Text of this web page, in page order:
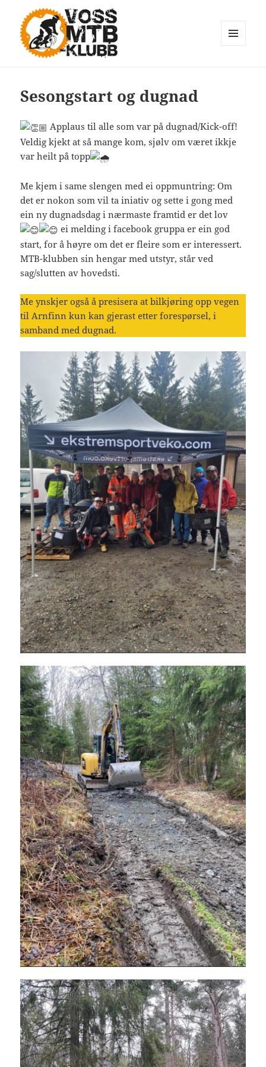
Sesongstart og dugnad
Applaus til alle som var på dugnad/Kick-off!
Veldig kjekt at så mange kom, sjølv om været ikkje
var heilt på topp
Me kjem i same slengen med ei oppmuntring: Om
det er nokon som vil ta iniativ og sette i gong med
ein ny dugnadsdag i nærmaste framtid er det lov
ei melding i facebook gruppa er ein god
start, for å høyre om det er fleire som er interessert.
MTB-klubben sin hengar med utstyr, står ved
sag/slutten av hovedsti.
Me ynskjer også å presisera at bilkjøring opp vegen
til Arnfinn kun kan gjerast etter forespørsel, i
samband med dugnad.